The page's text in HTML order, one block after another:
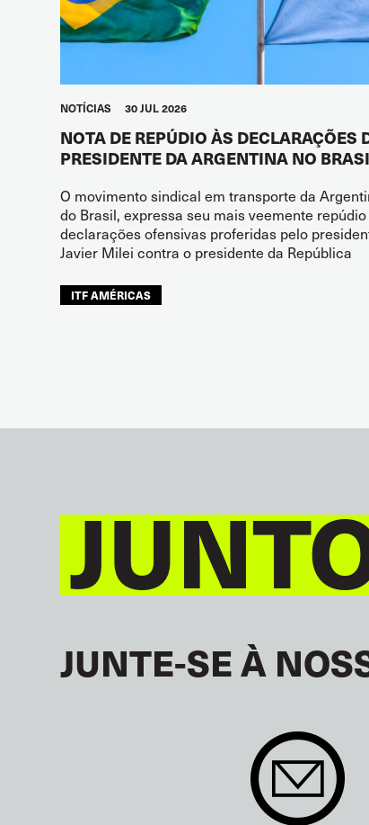
NOTÍCIAS 30 JUL 2026
NOTA DE REPÚDIO ÀS DECLARAÇÕES
PRESIDENTE DA ARGENTINA NO
O movimento sindical em transporte da
do Brasil, expressa seu mais veemente
declarações ofensivas proferidas pelo
Javier Milei contra o presidente da República
ITF AMÉRICAS
JUNTE-SE À